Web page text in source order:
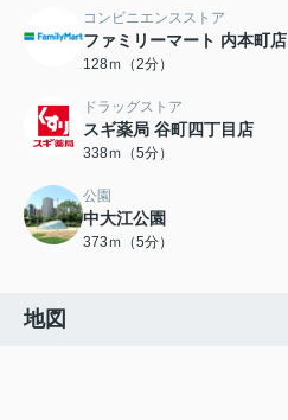
コンビニエンスストア
ファミリーマート 内本町店
128ｍ（2分）
ドラッグストア
スギ薬局 谷町四丁目店
338ｍ（5分）
公園
中大江公園
373ｍ（5分）
地図